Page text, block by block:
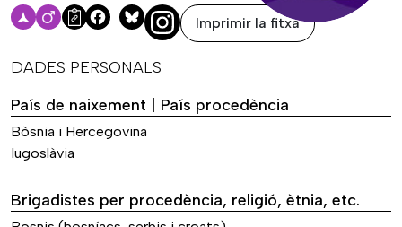
Facebook
Bluesky Imprimir la fitxa
DADES PERSONALS
País de naixement | País procedència
Bòsnia i Hercegovina
Iugoslàvia
Brigadistes per procedència, religió, ètnia, etc.